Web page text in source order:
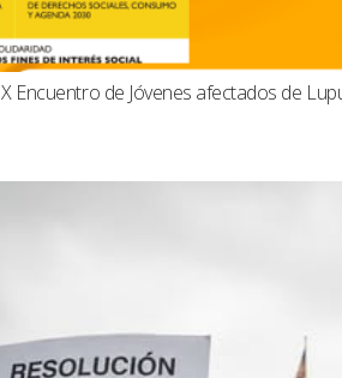
X Encuentro de Jóvenes afectados de